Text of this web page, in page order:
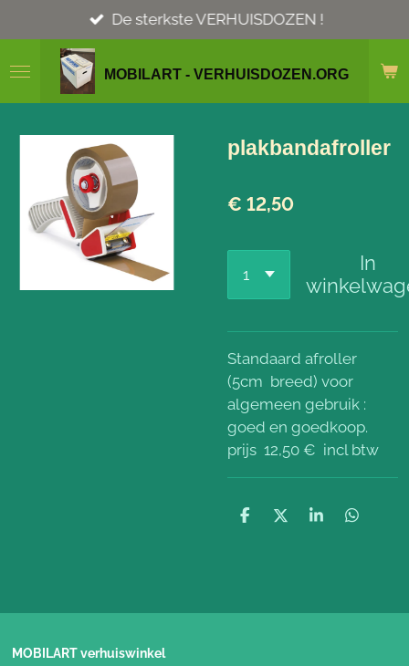
direct
naar
MOBILART - VERHUISDOZEN.ORG
De sterkste VERHUISDOZEN !
plakbandafroller
€ 12,50
In
Standaard afroller
(5cm breed) voor
algemeen gebruik :
goed en goedkoop.
prijs 12,50 € incl btw
D
D
S
D
MOBILART verhuiswinkel